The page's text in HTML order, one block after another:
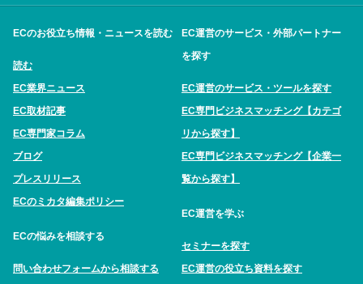
ECのお役立ち情報・ニュースを読む
読む
EC業界ニュース
EC取材記事
EC専門家コラム
ブログ
プレスリリース
ECのミカタ編集ポリシー
ECの悩みを相談する
問い合わせフォームから相談する
EC運営のサービス・外部パートナー
を探す
EC運営のサービス・ツールを探す
EC専門ビジネスマッチング【カテゴ
リから探す】
EC専門ビジネスマッチング【企業一
覧から探す】
EC運営を学ぶ
セミナーを探す
EC運営の役立ち資料を探す